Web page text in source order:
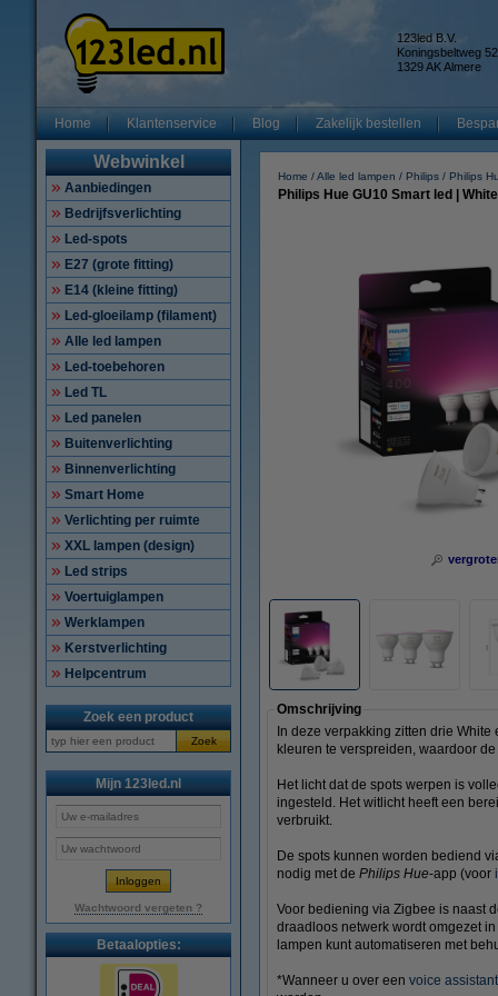
123led B.V.
Koningsbeltweg 52
1329 AK Almere
Home Klantenservice Blog Zakelijk bestellen
Webwinkel
Aanbiedingen
Bedrijfsverlichting
Led-spots
E27 (grote fitting)
E14 (kleine fitting)
Led-gloeilamp (filament)
Alle led lampen
Led-toebehoren
Led TL
Led panelen
Buitenverlichting
Binnenverlichting
Smart Home
Verlichting per ruimte
XXL lampen (design)
Led strips
Voertuiglampen
Werklampen
Kerstverlichting
Helpcentrum
Zoek een product
Zoek
Mijn 123led.nl
Wachtwoord vergeten ?
Betaalopties:
Home Alle led lampen Philips Philips
Philips Hue GU10 Smart led |
Omschrijving
In deze verpakking zitten drie
kleuren te verspreiden, waardoor
Het licht dat de spots werpen is
ingesteld. Het witlicht heeft een
verbruikt.
De spots kunnen worden bediend
nodig met de Philips Hue-app (voor
Voor bediening via Zigbee is naast
draadloos netwerk wordt omgezet
lampen kunt automatiseren met
*Wanneer u over een voice assistant